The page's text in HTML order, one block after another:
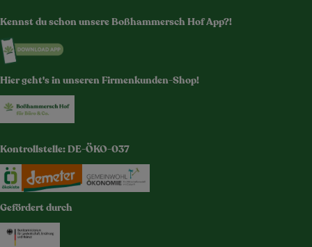
Kennst du schon unsere Boßhammersch Hof App?!
Externer Link zu https://www.bosshammersch-
Hier geht's in unseren Firmenkunden-Shop!
Kontrollstelle: DE-ÖKO-037
Externer Link zu https://www.oekokiste.de/
Externer Link zu https://www.demeter.de/
Gefördert durch